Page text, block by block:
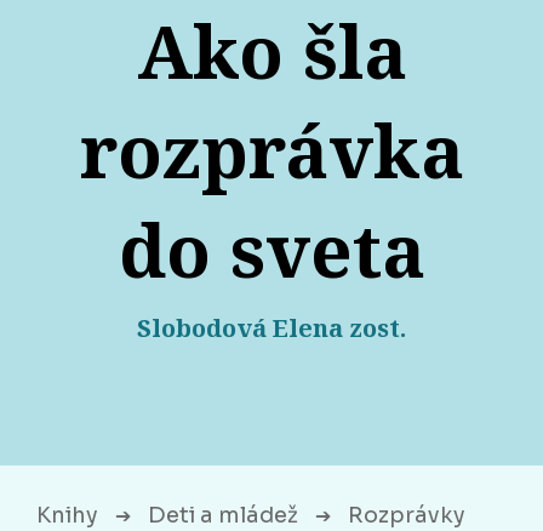
Ako šla
rozprávka
do sveta
Slobodová Elena zost.
Knihy ➔ Deti a mládež ➔ Rozprávky